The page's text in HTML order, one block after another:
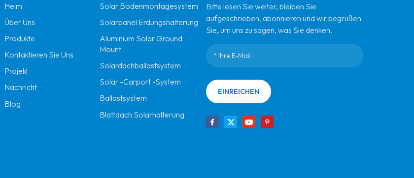
Heim
Über Uns
Produkte
Kontaktieren Sie Uns
Projekt
Nachricht
Blog
Solar Bodenmontagesystem
Solarpanel Erdungshalterung
Aluminium Solar Ground
Mount
Solardachballastsystem
Solar -Carport -System
Ballastsystem
Blattdach Solarhalterung
Bitte lesen Sie weiter, bleiben Sie
aufgeschrieben, abonnieren und wir begrüßen
Sie, um uns zu sagen, was Sie denken.
EINREICHEN